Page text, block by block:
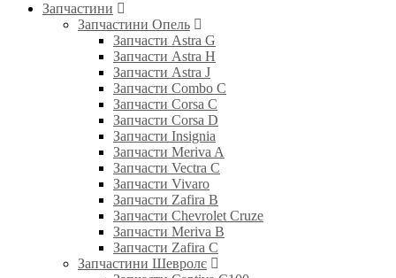
Запчастини
Запчастини Опель
Запчасти Astra G
Запчасти Astra H
Запчасти Astra J
Запчасти Combo C
Запчасти Corsa C
Запчасти Corsa D
Запчасти Insignia
Запчасти Meriva A
Запчасти Vectra C
Запчасти Vivaro
Запчасти Zafira B
Запчасти Chevrolet Cruze
Запчасти Meriva B
Запчасти Zafira C
Запчастини Шевролє